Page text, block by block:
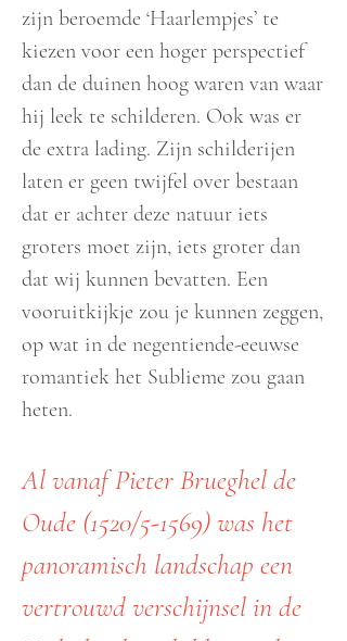
zijn beroemde ‘Haarlempjes’ te
kiezen voor een hoger perspectief
dan de duinen hoog waren van waar
hij leek te schilderen. Ook was er
de extra lading. Zijn schilderijen
laten er geen twijfel over bestaan
dat er achter deze natuur iets
groters moet zijn, iets groter dan
dat wij kunnen bevatten. Een
vooruitkijkje zou je kunnen zeggen,
op wat in de negentiende-eeuwse
romantiek het Sublieme zou gaan
heten.
Al vanaf Pieter Brueghel de
Oude (1520/5-1569) was het
panoramisch landschap een
vertrouwd verschijnsel in de